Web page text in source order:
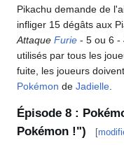
Pikachu demande de
infliger 15 dégâts aux
Attaque Furie - 5 ou 6 -
utilisés par tous les
fuite, les joueurs
Pokémon de Jadielle
Épisode 8 :
Pokémon !") [